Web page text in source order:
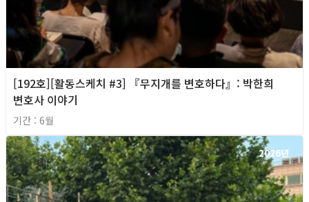
[192호][활동스케치 #3] 『무지개를 변호하다』: 박한희
변호사 이야기
기간 : 6월
2026년